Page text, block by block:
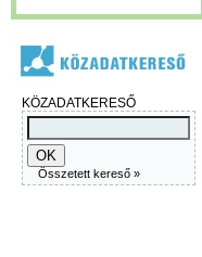
KÖZADATKERESŐ
Összetett kereső »